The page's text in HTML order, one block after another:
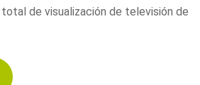
de visualización de televisión de